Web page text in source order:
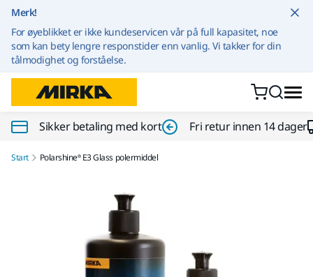
Merk!
For øyeblikket er ikke kundeservicen vår på full kapasitet, noe
som kan bety lengre responstider enn vanlig. Vi takker for din
tålmodighet og forståelse.
Sikker betaling med kort Fri retur innen 14 dager
Start Polarshine® E3 Glass polermiddel